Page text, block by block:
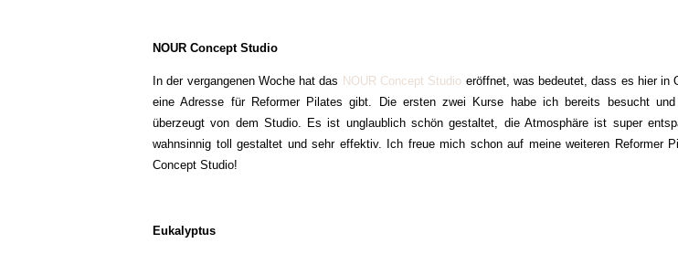
NOUR Concept Studio
In der vergangenen Woche hat das NOUR Concept Studio eröffnet, was bedeutet, dass es hier in
eine Adresse für Reformer Pilates gibt. Die ersten zwei Kurse habe ich bereits besucht
überzeugt von dem Studio. Es ist unglaublich schön gestaltet, die Atmosphäre ist super
wahnsinnig toll gestaltet und sehr effektiv. Ich freue mich schon auf meine weiteren Reformer
Concept Studio!
Eukalyptus